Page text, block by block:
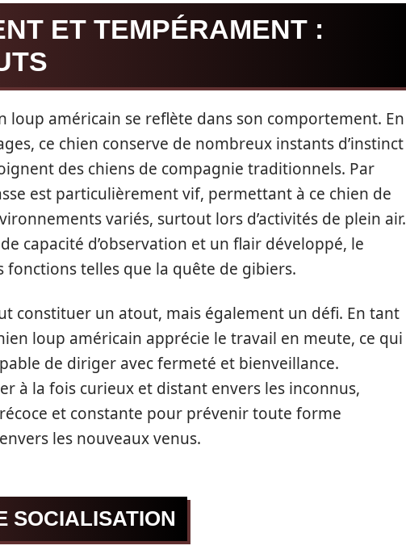
ET TEMPÉRAMENT :
loup américain se reflète dans son comportement. En
ce chien conserve de nombreux instants d’instinct
des chiens de compagnie traditionnels. Par
est particulièrement vif, permettant à ce chien de
variés, surtout lors d’activités de plein air.
capacité d’observation et un flair développé, le
telles que la quête de gibiers.
constituer un atout, mais également un défi. En tant
loup américain apprécie le travail en meute, ce qui
de diriger avec fermeté et bienveillance.
à la fois curieux et distant envers les inconnus,
et constante pour prévenir toute forme
les nouveaux venus.
SOCIALISATION